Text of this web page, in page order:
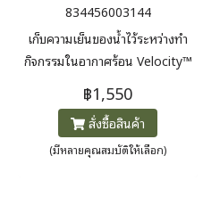
834456003144
เก็บความเย็นของน้ำไว้ระหว่างทำ
กิจกรรมในอากาศร้อน Velocity™
น้ำ Velocity™ ที่มีเทคโนโลยี
ฉนวน IsoBound™ และยังมีท่อ
น้ำดื่ม HydraFusion ที่เป็นฉนวน
฿1,550
สั่งซื้อสินค้า
(มีหลายคุณสมบัติให้เลือก)